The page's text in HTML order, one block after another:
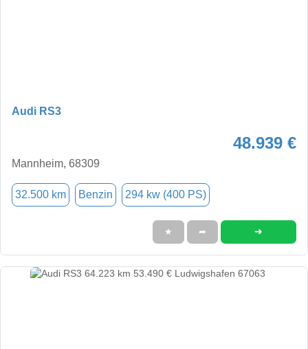
Audi RS3
48.939 €
Mannheim, 68309
32.500 km Benzin 294 kw (400 PS)
★ ➦ ➜